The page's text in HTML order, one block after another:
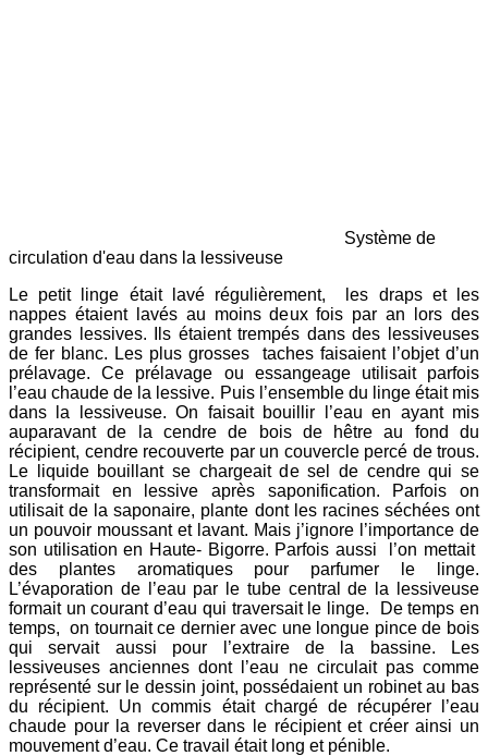
Système de
circulation d'eau dans la lessiveuse
Le petit linge était lavé régulièrement, les draps et les
nappes étaient lavés au moins deux fois par an lors des
grandes lessives. Ils étaient trempés dans des lessiveuses
de fer blanc. Les plus grosses taches faisaient l’objet d’un
prélavage. Ce prélavage ou essangeage utilisait parfois
l’eau chaude de la lessive. Puis l’ensemble du linge était mis
dans la lessiveuse. On faisait bouillir l’eau en ayant mis
auparavant de la cendre de bois de hêtre au fond du
récipient, cendre recouverte par un couvercle percé de trous.
Le liquide bouillant se chargeait de sel de cendre qui se
transformait en lessive après saponification. Parfois on
utilisait de la saponaire, plante dont les racines séchées ont
un pouvoir moussant et lavant. Mais j’ignore l’importance de
son utilisation en Haute- Bigorre. Parfois aussi l’on mettait
des plantes aromatiques pour parfumer le linge.
L’évaporation de l’eau par le tube central de la lessiveuse
formait un courant d’eau qui traversait le linge. De temps en
temps, on tournait ce dernier avec une longue pince de bois
qui servait aussi pour l’extraire de la bassine. Les
lessiveuses anciennes dont l’eau ne circulait pas comme
représenté sur le dessin joint, possédaient un robinet au bas
du récipient. Un commis était chargé de récupérer l’eau
chaude pour la reverser dans le récipient et créer ainsi un
mouvement d’eau. Ce travail était long et pénible.